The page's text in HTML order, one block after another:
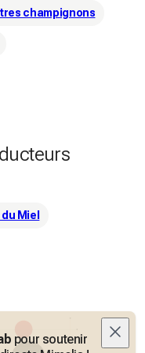
champignons
Miel
pour soutenir